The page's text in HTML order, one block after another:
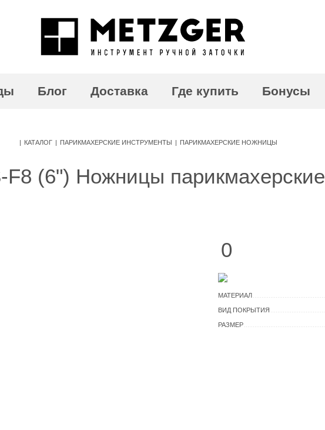
Блог Доставка Где купить Бонусы
| КАТАЛОГ | ПАРИКМАХЕРСКИЕ ИНСТРУМЕНТЫ | ПАРИКМАХЕРСКИЕ НОЖНИЦЫ
F8 (6") Ножницы парикмахерские
0
МАТЕРИАЛ
ВИД ПОКРЫТИЯ
РАЗМЕР